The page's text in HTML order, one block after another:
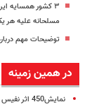
۳ کشور همسایه
مسلحانه علیه هر
توضیحات مهم
در همین زمینه
نمایش450 اثر نفیس ناشران ایرانی در کتابخانه ملی